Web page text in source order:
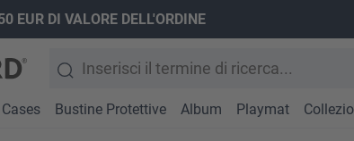
EUR DI VALORE DELL'ORDINE
Bustine Protettive Album Playmat